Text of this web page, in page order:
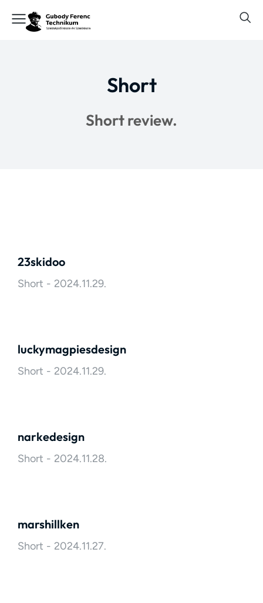
Short
Short review.
23skidoo
Short 2024.11.29.
luckymagpiesdesign
Short 2024.11.29.
narkedesign
Short 2024.11.28.
marshillken
Short 2024.11.27.